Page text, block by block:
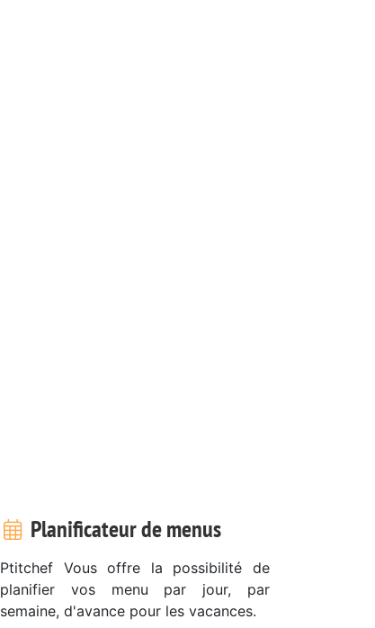
Planificateur de menus
Ptitchef Vous offre la possibilité de
planifier vos menu par jour, par
semaine, d'avance pour les vacances.